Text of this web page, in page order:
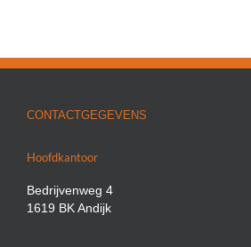
CONTACTGEGEVENS
Hoofdkantoor
Bedrijvenweg 4
1619 BK Andijk